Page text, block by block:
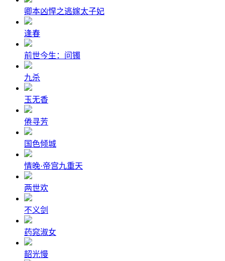
卿本凶悍之逃嫁太子妃
逢春
前世今生：问镯
九杀
玉无香
倦寻芳
国色倾城
情晚·帝宫九重天
两世欢
不义剑
药窕淑女
韶光慢